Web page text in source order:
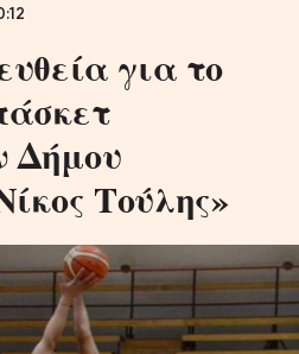
για το
Δήμου
Τούλης»